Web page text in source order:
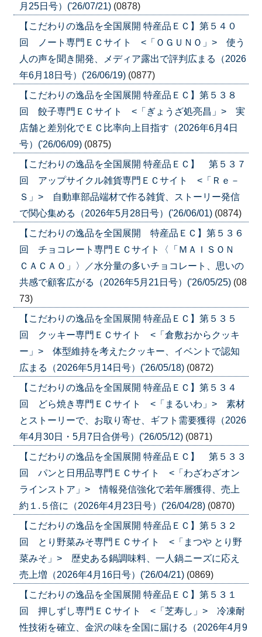
月25日号）('26/07/21) (0878)
【こだわりの逸品を全国展開 特産品ＥＣ】第５４０
回 ノート専門ＥＣサイト <「ＯＧＵＮＯ」> 使う
人の声を聞き開発、メディア露出で評判広まる（2026
年6月18日号）('26/06/19) (0877)
【こだわりの逸品を全国展開 特産品ＥＣ】第５３８
回 餃子専門ＥＣサイト <「ぎょうざ処亮昌」> 実
店舗と差別化でＥＣ比率向上目指す（2026年6月4日
号）('26/06/09) (0875)
【こだわりの逸品を全国展開 特産品ＥＣ】 第５３７
回 アップサイクル雑貨専門ＥＣサイト <「Ｒｅ－
Ｓ」> 自動車部品端材で作る雑貨、ストーリー発信
で関心集める（2026年5月28日号）('26/06/01) (0874)
【こだわりの逸品を全国展開 特産品ＥＣ】第５３６
回 チョコレート専門ＥＣサイト〈「ＭＡＩＳＯＮ
ＣＡＣＡＯ」〉／水分量の多いチョコレート、思いの
共感で顧客広がる（2026年5月21日号）('26/05/25) (08
73)
【こだわりの逸品を全国展開 特産品ＥＣ】第５３５
回 クッキー専門ＥＣサイト <「倉敷おからクッキ
ー」> 体型維持を考えたクッキー、イベントで認知
広まる（2026年5月14日号）('26/05/18) (0872)
【こだわりの逸品を全国展開 特産品ＥＣ】第５３４
回 どら焼き専門ＥＣサイト <「まるいわ」> 素材
とストーリーで、お取り寄せ、ギフト需要獲得（2026
年4月30日・5月7日合併号）('26/05/12) (0871)
【こだわりの逸品を全国展開 特産品ＥＣ】 第５３３
回 パンと日用品専門ＥＣサイト <「わざわざオン
ラインストア」> 情報発信強化で若年層獲得、売上
約１.５倍に（2026年4月23日号）('26/04/28) (0870)
【こだわりの逸品を全国展開 特産品ＥＣ】第５３２
回 とり野菜みそ専門ＥＣサイト <「まつや とり野
菜みそ」> 歴史ある鍋調味料、一人鍋ニーズに応え
売上増（2026年4月16日号）('26/04/21) (0869)
【こだわりの逸品を全国展開 特産品ＥＣ】第５３１
回 押しずし専門ＥＣサイト <「芝寿し」> 冷凍耐
性技術を確立、金沢の味を全国に届ける（2026年4月9